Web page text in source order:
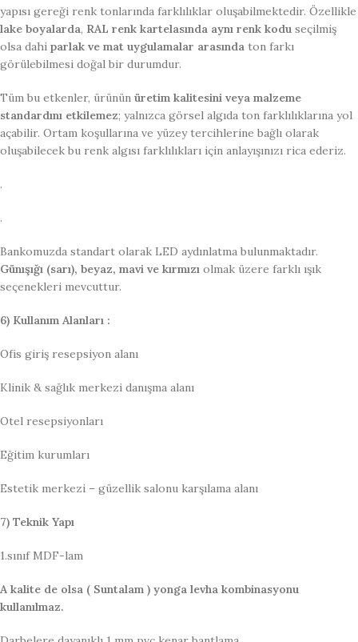
yapısı gereği renk tonlarında farklılıklar oluşabilmektedir. Özellikle
lake boyalarda, RAL renk kartelasında aynı renk kodu seçilmiş
olsa dahi parlak ve mat uygulamalar arasında ton farkı
görülebilmesi doğal bir durumdur.
Tüm bu etkenler, ürünün üretim kalitesini veya malzeme
standardını etkilemez; yalnızca görsel algıda ton farklılıklarına yol
açabilir. Ortam koşullarına ve yüzey tercihlerine bağlı olarak
oluşabilecek bu renk algısı farklılıkları için anlayışınızı rica ederiz.
.
.
Bankomuzda standart olarak LED aydınlatma bulunmaktadır.
Günışığı (sarı), beyaz, mavi ve kırmızı olmak üzere farklı ışık
seçenekleri mevcuttur.
6) Kullanım Alanları :
Ofis giriş resepsiyon alanı
Klinik & sağlık merkezi danışma alanı
Otel resepsiyonları
Eğitim kurumları
Estetik merkezi – güzellik salonu karşılama alanı
7) Teknik Yapı
1.sınıf MDF-lam
A kalite de olsa ( Suntalam ) yonga levha kombinasyonu
kullanılmaz.